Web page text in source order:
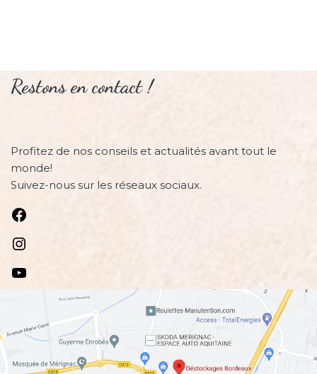
Restons en contact !
Profitez de nos conseils et actualités avant tout le
monde!
Suivez-nous sur les réseaux sociaux.